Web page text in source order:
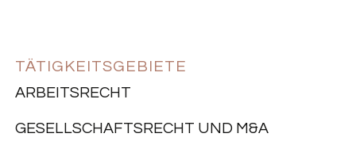
TÄTIGKEITSGEBIETE
ARBEITSRECHT
GESELLSCHAFTSRECHT UND M&A